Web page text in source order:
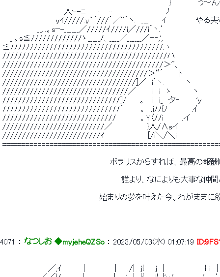
i　　　　　　　　 　 　 　 　 　 　 　 }　　　　　う
人ｰ-ﾆ_　 ::____::　　　　　　　　　　ﾉ
yｲ/////.y"´///｀／¨｀ヽ.　___　　 ｲ　　　　　 やる夫も
__...。sｰ-______／/////ｲ////i／///i｀ヽ.′
_.。s≦/////////////ゝ_____/、____／______／ｰ‐,',
≦///////////////////////////////////////.ヽ
//////////////////////////////////////////ハ
/////////////////////////////////////////＞"、
/////////////////////////////////////＞“´　 　 ﾄ.
//////////////////////////////////]／　i｀ヽ.　　 　 ヽ
////////////////////////////////／　　　i　i　ゝ　 　　 ヽ
//////////////////////////////]/　　 。　.i　i_　夕‐　　　'y
//////////////////////////////´　　　。　.i//{/　　　　 .ｲ
/////////////////////////////　　　　 。Y〈//i　　　 .イ
//////////////////////////／　　　　　　 }人/∧sイ
/////////////////////////ｲ　　　　　　 　 [/i＼/＼i
ポラリスからすれば、最高の報酬はすで
誰より、なによりも大事な仲間と認
始まりの夢を叶えた今。わがままに欲
4071 ： なつしお ◆myjeheQZSo ： 2023/05/03(水) 01:07:19
／,ｲ　　　　|　　　　　 |　　./|　ｊ{　　ｊ　|　　　　　　　 } ｉ　|